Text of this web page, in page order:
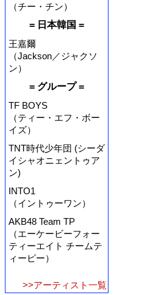
（チー・チン）
= 日本韓国 =
王嘉爾
（Jackson／ジャクソ
ン）
= グループ =
TF BOYS
（ティー・エフ・ボー
イズ）
TNT時代少年団 (シーダ
イシャオニェントゥア
ン)
INTO1
（イントゥーワン）
AKB48 Team TP
（エーケービーフォー
ティーエイト チームテ
ィーピー）
>>アーティスト一覧